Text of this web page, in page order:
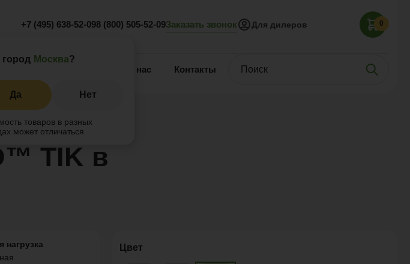
Москва?
Да Нет
товаров в разных
может отличаться
+7 (495) 638-52-098 (800) 505-52-09Заказать звонок Для дилеров 0
О нас Контакты
TIK в
Цвет
нагрузка